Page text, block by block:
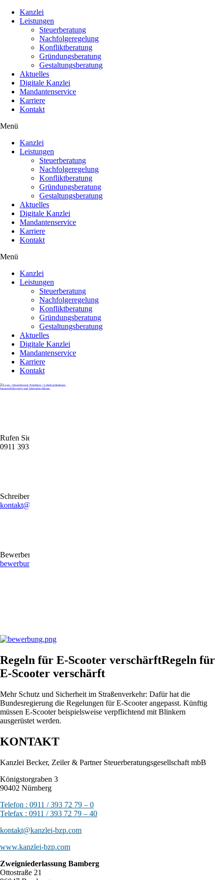
Kanzlei
Leistungen
Steuerberatung
Nachfolgeregelung
Konfliktberatung
Gründungsberatung
Gestaltungsberatung
Aktuelles
Digitale Kanzlei
Mandantenservice
Karriere
Kontakt
Menü
Kanzlei
Leistungen
Steuerberatung
Nachfolgeregelung
Konfliktberatung
Gründungsberatung
Gestaltungsberatung
Aktuelles
Digitale Kanzlei
Mandantenservice
Karriere
Kontakt
Menü
Kanzlei
Leistungen
Steuerberatung
Nachfolgeregelung
Konfliktberatung
Gründungsberatung
Gestaltungsberatung
Aktuelles
Digitale Kanzlei
Mandantenservice
Karriere
Kontakt
Rufen Sie uns gerne an
0911 39372790
Schreiben Sie uns gerne eine E-Mail
kontakt@stb-becker-zeiler.de
Bewerben Sie sich online oder per E-Mail
bewerbung@stb-becker-zeiler.de
Regeln für E-Scooter verschärftRegeln für
E-Scooter verschärft
Mehr Schutz und Sicherheit im Straßenverkehr: Dafür hat die
Bundesregierung die Regelungen für E-Scooter angepasst. Künftig
müssen E-Scooter beispielsweise verpflichtend mit Blinkern
ausgerüstet werden.
KONTAKT
Kanzlei Becker, Zeiler & Partner Steuerberatungsgesellschaft mbB
Königstorgraben 3
90402 Nürnberg
Telefon : 0911 / 393 72 79 – 0
Telefax : 0911 / 393 72 79 – 40
kontakt@kanzlei-bzp.com
www.kanzlei-bzp.com
Zweigniederlassung Bamberg
Ottostraße 21